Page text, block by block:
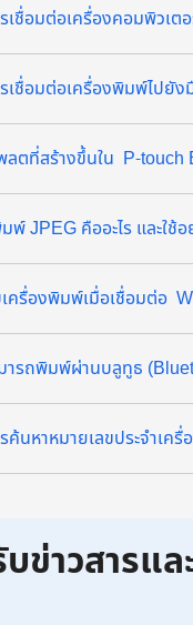
เชื่อมต่อเครื่องคอมพิวเ
เชื่อมต่อเครื่องพิมพ์ไปยั
ลตที่สร้างขึ้นใน P-
พ์ JPEG คืออะไร และใช้อ
ครื่องพิมพ์เมื่อเชื่อมต่อ
ารถพิมพ์ผ่านบลูทูธ
ค้นหาหมายเลขประจำเครื่
ข่าวสารแ